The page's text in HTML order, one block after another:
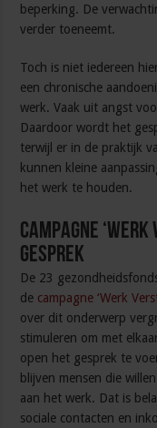
beperking. De
verder toeneemt.
Toch is niet iedereen
een chronische
werk. Vaak uit angst
Daardoor wordt het
terwijl er in de praktijk
kunnen kleine
het werk te houden.
Campagne
gesprek
De 23
de campagne ‘Werk
over dit onderwerp
stimuleren om met
open het gesprek te
blijven mensen die
aan het werk. Dat is
sociale contacten en